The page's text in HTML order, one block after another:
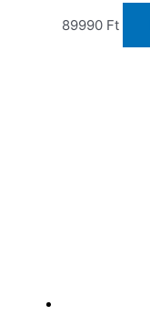
89990 Ft